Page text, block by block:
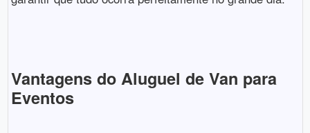
Vantagens do Aluguel de Van para
Eventos